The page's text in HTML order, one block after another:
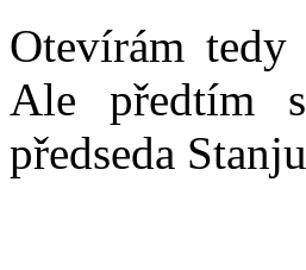
Otevírám
Ale předtím
předseda